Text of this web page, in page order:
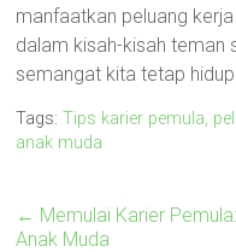
manfaatkan peluang
dalam kisah-kisah teman
semangat kita tetap
Tags:Tips karier pemula,
anak muda
← Memulai Karier
Anak Muda